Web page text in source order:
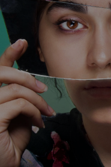
Käyttöönotto
Tilaa
Yläkoulu
Yläkoulun
Hinnasto